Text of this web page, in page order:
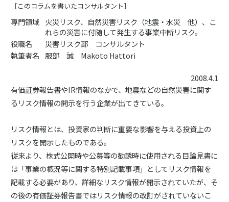
［このコラムを書いたコンサルタント］
専門領域 火災リスク、自然災害リスク（地震・水災 他）、こ
れらの災害に付随して発生する事業中断リスク。
役職名
災害リスク部 コンサルタント
執筆者名
服部 誠 Makoto Hattori
2008.4.1
有価証券報告書やIR情報のなかで、地震などの自然災害に関す
るリスク情報の開示を行う企業が出てきている。
リスク情報とは、投資家の判断に重要な影響を与える投資上の
リスクを開示したものである。
従来より、株式公開時や公募等の勧誘時に使用される目論見書に
は「事業の概況等に関する特別記載事項」としてリスク情報を
記載する必要があり、詳細なリスク情報が開示されていたが、そ
の後の有価証券報告書ではリスク情報の改訂がされていないこ